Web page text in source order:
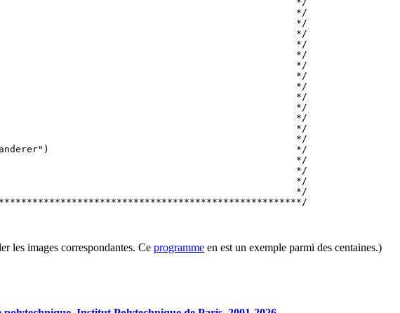
les images correspondantes. Ce programme en est un exemple parmi des centaines.)